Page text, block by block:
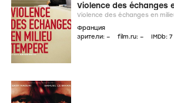
Violence des échanges
Франция
зрители: – film.ru: – IMDb: 7